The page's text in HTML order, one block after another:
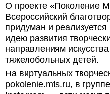
О проекте «Поколение
Всероссийский
придуман и
идею развития
направлениям
тяжелобольных детей.
На виртуальных
pokolenie.mts.ru, в